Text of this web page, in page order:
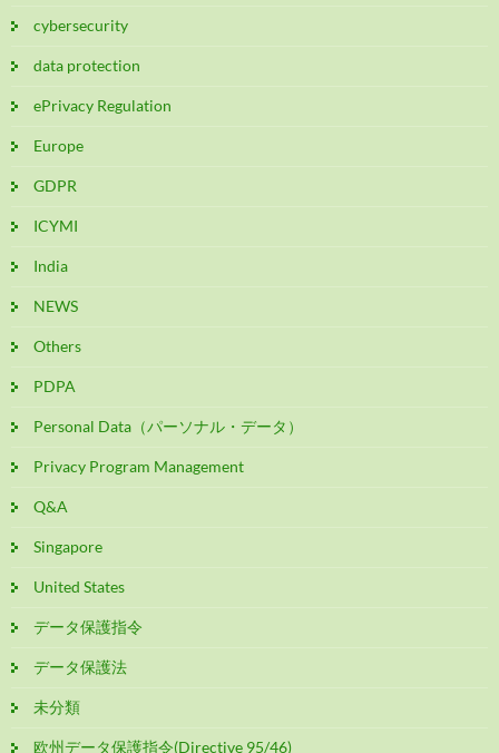
cybersecurity
data protection
ePrivacy Regulation
Europe
GDPR
ICYMI
India
NEWS
Others
PDPA
Personal Data（パーソナル・データ）
Privacy Program Management
Q&A
Singapore
United States
データ保護指令
データ保護法
未分類
欧州データ保護指令(Directive 95/46)